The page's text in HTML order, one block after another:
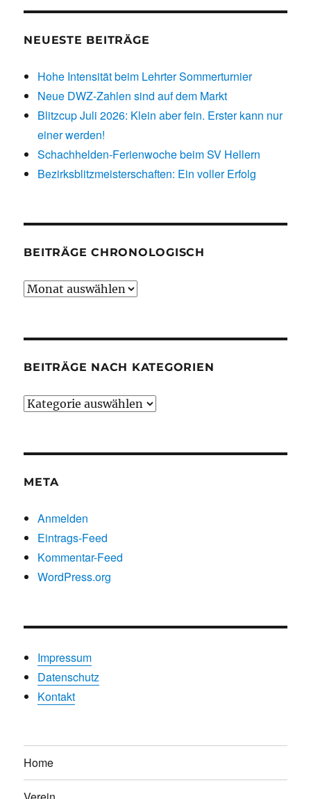
NEUESTE BEITRÄGE
Hohe Intensität beim Lehrter Sommerturnier
Neue DWZ-Zahlen sind auf dem Markt
Blitzcup Juli 2026: Klein aber fein. Erster kann nur
einer werden!
Schachhelden-Ferienwoche beim SV Hellern
Bezirksblitzmeisterschaften: Ein voller Erfolg
BEITRÄGE CHRONOLOGISCH
Beiträge
BEITRÄGE NACH KATEGORIEN
Beiträge
META
Anmelden
Eintrags-Feed
Kommentar-Feed
WordPress.org
Impressum
Datenschutz
Kontakt
Home